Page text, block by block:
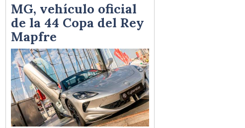
MG, vehículo oficial
de la 44 Copa del Rey
Mapfre